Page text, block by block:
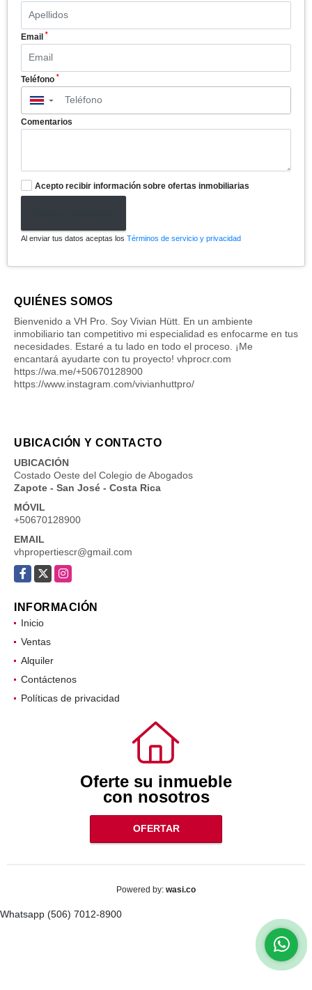
Email *
Teléfono *
▼
Comentarios
Acepto recibir información sobre ofertas inmobiliarias
Al enviar tus datos aceptas los Términos de servicio y privacidad
QUIÉNES SOMOS
Bienvenido a VH Pro. Soy Vivian Hütt. En un ambiente
inmobiliario tan competitivo mi especialidad es enfocarme en tus
necesidades. Estaré a tu lado en todo el proceso. ¡Me
encantará ayudarte con tu proyecto! vhprocr.com
https://wa.me/+50670128900
https://www.instagram.com/vivianhuttpro/
UBICACIÓN Y CONTACTO
UBICACIÓN
Costado Oeste del Colegio de Abogados
Zapote - San José - Costa Rica
MÓVIL
+50670128900
EMAIL
vhpropertiescr@gmail.com
Facebook
X Instagram
INFORMACIÓN
Inicio
Ventas
Alquiler
Contáctenos
Políticas de privacidad
Oferte su inmueble
con nosotros
OFERTAR
Powered by: wasi.co
Whatsapp (506) 7012-8900